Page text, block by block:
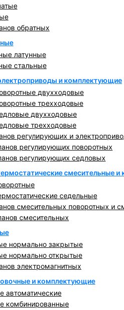
обратных
латунные
стальные
и комплектующие
двухходовые
трехходовые
двухходовые
трехходовые
регулирующих и
регулирующих поворотных
регулирующих седловых
смесительные
седельные
смесительных поворотных и
смесительных
нормально закрытые
нормально открытые
электромагнитных
и комплектующие
автоматические
комбинированные